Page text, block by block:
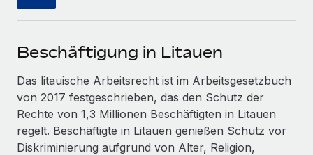
Integrationen
Tools
DIENSTLEISTUNGEN
Frag unsere Expert:innen
Hilfe von Expert:innen für globale HR & Compliance
Flexible Einbettung von Global-HR-Funktionen in deine
Partner werden
Entdecke die Möglichkeiten einer Partnerschaft
Remote Build
Demnächst verfügbar
Beratung zu Integrationen und KI-Automatisierung
Webinare
Events
Newsroom
Informationen zu Gehältern und Qualifikationen
Insights Center
Beschäftigung in Litauen
Das litauische Arbeitsrecht ist im Arbeitsgesetzbuch
von 2017 festgeschrieben, das den Schutz der
Rechte von 1,3 Millionen Beschäftigten in Litauen
regelt. Beschäftigte in Litauen genießen Schutz vor
Diskriminierung aufgrund von Alter, Religion,